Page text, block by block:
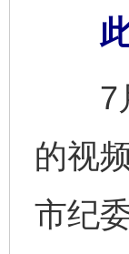
此
7月
的视
市纪